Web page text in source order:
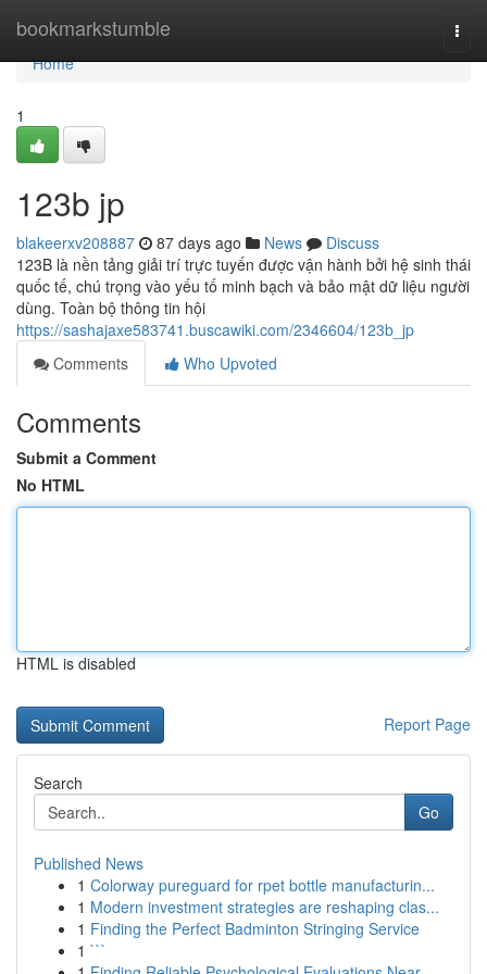
bookmarkstumble
Home
Home
1
123b jp
blakeerxv208887 87 days ago News
Discuss
123B là nền tảng giải trí trực tuyến được vận hành bởi hệ sinh thái
quốc tế, chú trọng vào yếu tố minh bạch và bảo mật dữ liệu người
dùng. Toàn bộ thông tin hội
https://sashajaxe583741.buscawiki.com/2346604/123b_jp
Comments
Who Upvoted
Comments
Submit a Comment
No HTML
HTML is disabled
Report Page
Search
Go
Published News
1 Colorway pureguard for rpet bottle manufacturin...
1 Modern investment strategies are reshaping clas...
1 Finding the Perfect Badminton Stringing Service
1 ```